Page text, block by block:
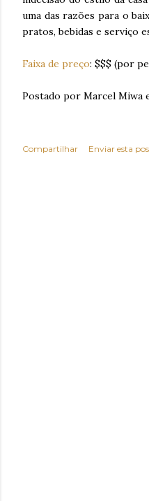
uma das razões para o
pratos, bebidas e serviço
Faixa de preço: $$$ (por
Postado por Marcel Miwa
Compartilhar Enviar esta